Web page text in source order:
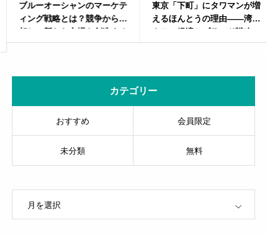
ブルーオーシャンのマーケテ
ィング戦略とは？競争から脱
却し、新たな市場を創造する
東京「下町」にタワマンが増
えるほんとうの理由――湾岸
タワー経済とブランド戦略の
すべて
カテゴリー
おすすめ 会員限定
未分類 無料
OPEN